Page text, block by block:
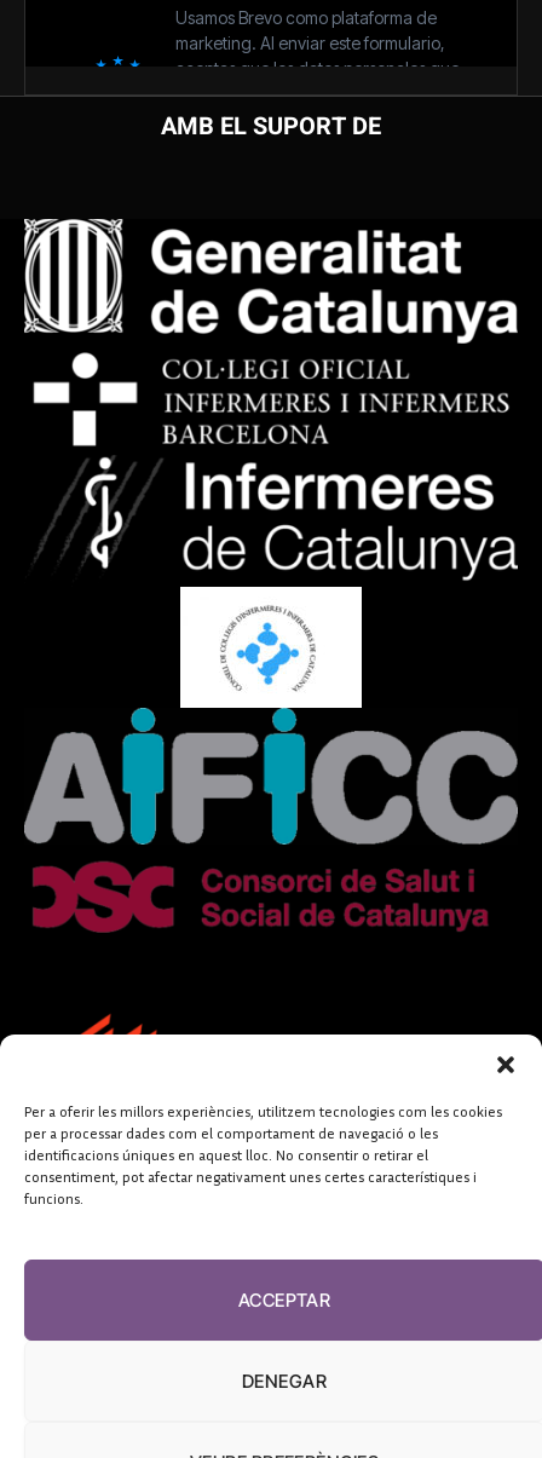
Per a oferir les millors experiències, utilitzem tecnologies com les cookies
per a processar dades com el comportament de navegació o les
identificacions úniques en aquest lloc. No consentir o retirar el
consentiment, pot afectar negativament unes certes característiques i
funcions.
ACCEPTAR
DENEGAR
AMB EL SUPORT DE
FUNDACIÓ